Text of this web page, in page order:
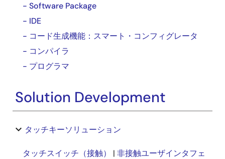
- Software Package
- IDE
- コード生成機能：スマート・コンフィグレータ
- コンパイラ
- プログラマ
Solution Development
keyboard_arrow_down タッチキーソリューション
タッチスイッチ（接触） | 非接触ユーザインタフェ